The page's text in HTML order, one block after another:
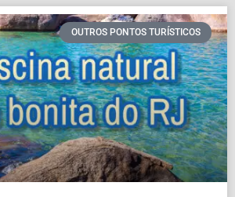
OUTROS PONTOS TURÍSTICOS